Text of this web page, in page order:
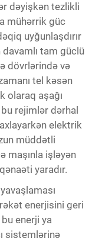
dəyişkən tezlikli
mühərrik güc
uyğunlaşdırır
tam güclü
dövrlərində və
tel kəsən
olaraq aşağı
rejimlər dərhal
elektrik
müddətli
maşınla işləyən
yaradır.
enerjisini geri
enerji ya
sistemlərinə